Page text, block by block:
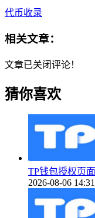
代币收录
相关文章：
文章已关闭评论！
猜你喜欢
TP钱包授权页
2026-08-06